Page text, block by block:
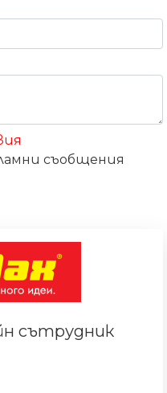
съобщения
сътрудник